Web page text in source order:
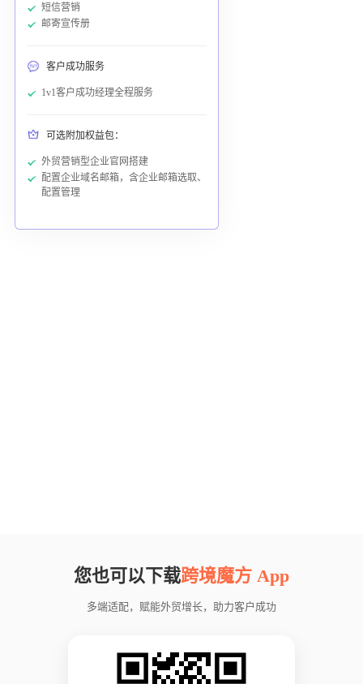
短信营销
邮寄宣传册
客户成功服务
1v1客户成功经理全程服务
可选附加权益包：
外贸营销型企业官网搭建
配置企业域名邮箱，含企业邮箱选取、
配置管理
您也可以下载跨境魔方 App
多端适配，赋能外贸增长，助力客户成功